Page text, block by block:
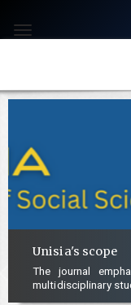
jump
content
Main
Content
Sidebar
Toggle
Unisia's scope
The journal
multidisciplinary